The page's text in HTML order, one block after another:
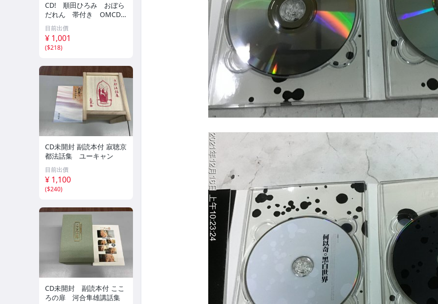
CD! 順田ひろみ おぼら
だれん 帯付き OMCD-1
6 42405
目前出價
¥ 1,001
($218)
CD未開封 副読本付 寂聴京
都法話集 ユーキャン
目前出價
¥ 1,100
($240)
CD未開封 副読本付 ここ
ろの扉 河合隼雄講話集